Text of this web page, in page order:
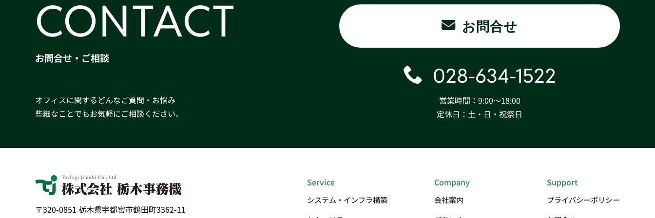
CONTACT
お問合せ・ご相談
オフィスに関するどんなご質問・お悩み
些細なことでもお気軽にご相談ください。
お問合せ
028-634-1522
営業時間：9:00〜18:00
定休日：土・日・祝祭日
〒320-0851 栃木県宇都宮市鶴田町3362-11
Service
システム・インフラ構築
Company
会社案内
Support
プライバシーポリシー